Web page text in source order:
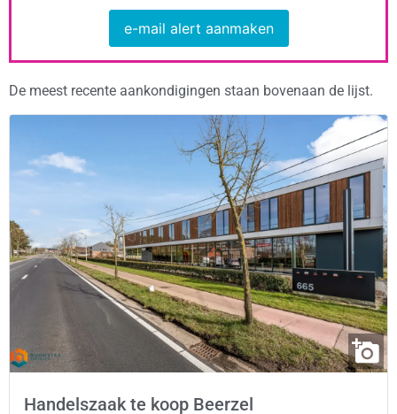
e-mail alert aanmaken
De meest recente aankondigingen staan bovenaan de lijst.
Handelszaak te koop Beerzel